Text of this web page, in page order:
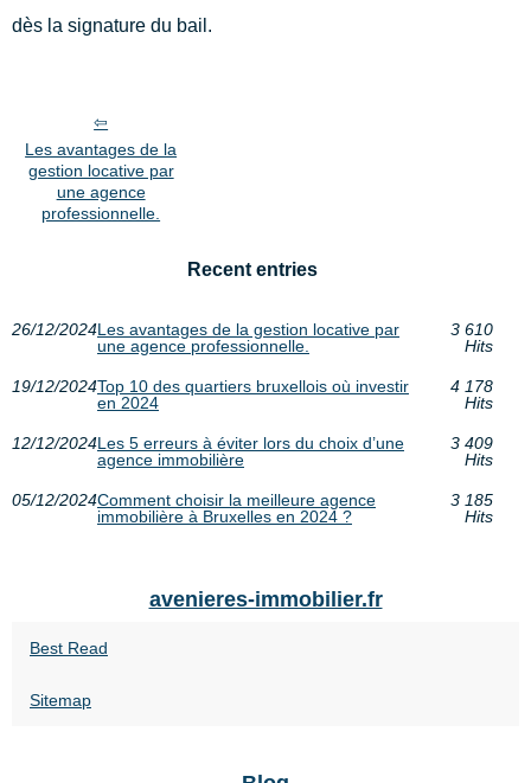
dès la signature du bail.
Les avantages de la
gestion locative par
une agence
professionnelle.
Recent entries
26/12/2024Les avantages de la gestion locative par
une agence professionnelle.
3 610
Hits
19/12/2024Top 10 des quartiers bruxellois où investir
en 2024
4 178
Hits
12/12/2024Les 5 erreurs à éviter lors du choix d’une
agence immobilière
3 409
Hits
05/12/2024Comment choisir la meilleure agence
immobilière à Bruxelles en 2024 ?
3 185
Hits
avenieres-immobilier.fr
Best Read
Sitemap